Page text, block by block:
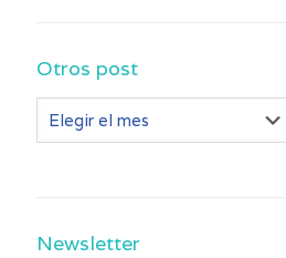
Otros post
post
Newsletter